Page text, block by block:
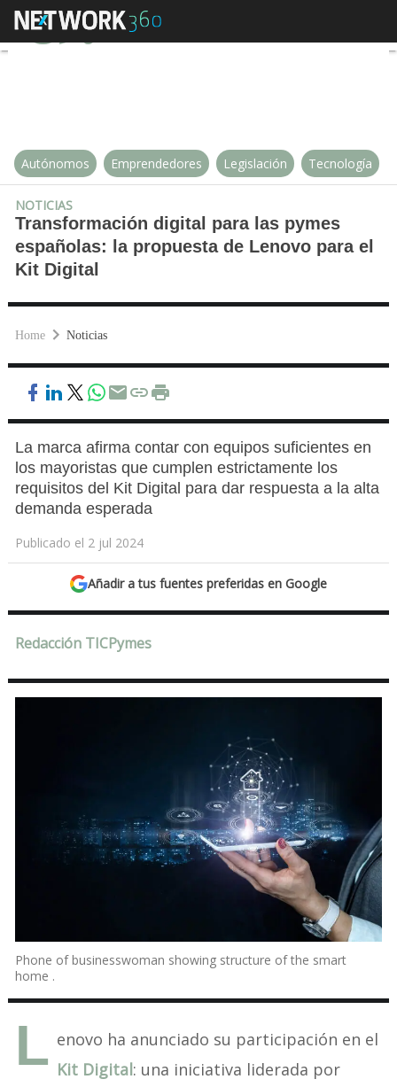
Transformación digital para las
Autónomos Emprendedores Legislación Tecnología
NOTICIAS
Transformación digital para las pymes
españolas: la propuesta de Lenovo para el
Kit Digital
Home Noticias
La marca afirma contar con equipos suficientes en
los mayoristas que cumplen estrictamente los
requisitos del Kit Digital para dar respuesta a la alta
demanda esperada
Publicado el 2 jul 2024
Añadir a tus fuentes preferidas en Google
Redacción TICPymes
Phone of businesswoman showing structure of the smart
home .
L enovo ha anunciado su participación en el
Kit Digital: una iniciativa liderada por